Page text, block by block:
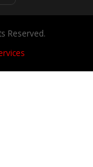
Reserved.